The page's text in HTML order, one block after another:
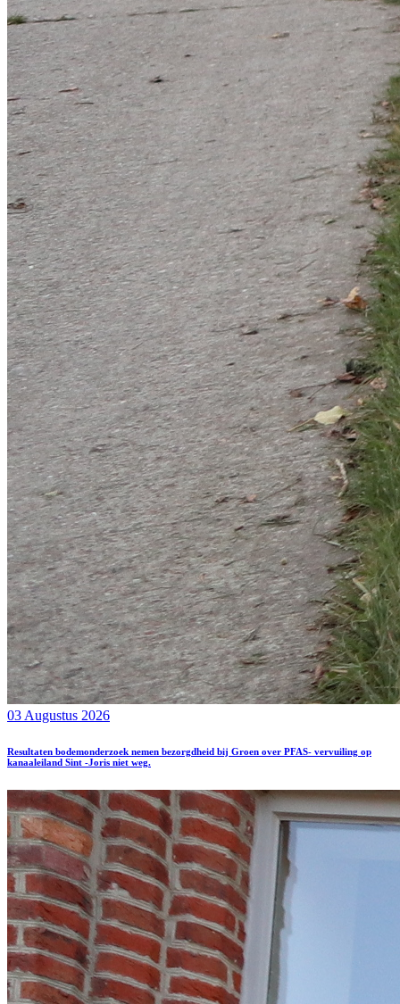
03 Augustus 2026
Resultaten bodemonderzoek nemen bezorgdheid bij Groen over PFAS- vervuiling op
kanaaleiland Sint -Joris niet weg.